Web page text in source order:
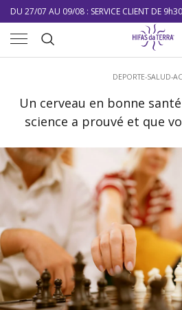
Aller au contenu
DU 27/07 AU 09/08 : SERVICE CLIENT DE
10% DE RÉDUCTION SUR VOTRE PREMIÈRE
LIVRAISON GRATUITE À PARTIR DE 100 €
DU 27/07 AU 09/08 : SERVICE CLIENT DE
Recherche
DEPORTE-SALUD-
Un cerveau en bonne
science a prouvé et que